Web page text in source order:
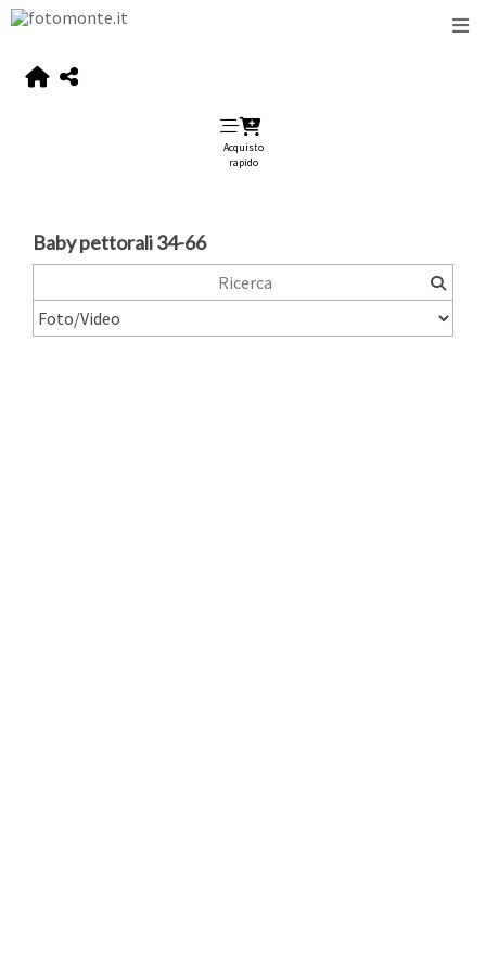
Acquisto
rapido
Baby pettorali 34-66